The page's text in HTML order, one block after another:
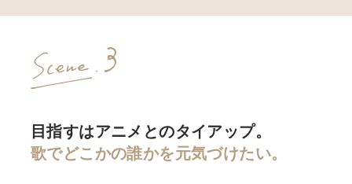
目指すはアニメとのタイアップ。
歌でどこかの誰かを元気づけたい。